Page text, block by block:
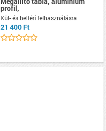
profil,
Kül- és beltéri felhasználásra
21 400 Ft